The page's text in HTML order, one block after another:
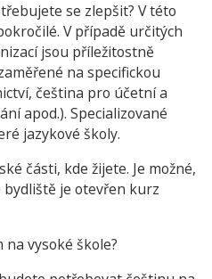
se zlepšit? V této
V případě určitých
jsou příležitostně
na specifickou
čeština pro účetní a
apod.). Specializované
jazykové školy.
části, kde žijete. Je možné,
je otevřen kurz
vysoké škole?